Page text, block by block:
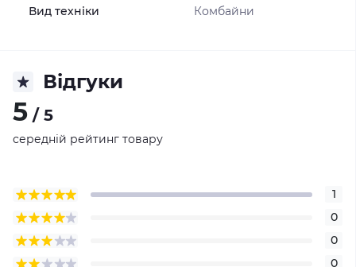
Вид техніки Комбайни
Відгуки
5 / 5
середній рейтинг товару
1
0
0
0